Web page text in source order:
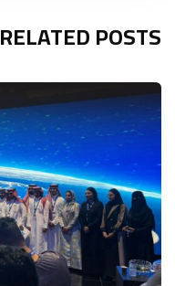
RELATED POSTS